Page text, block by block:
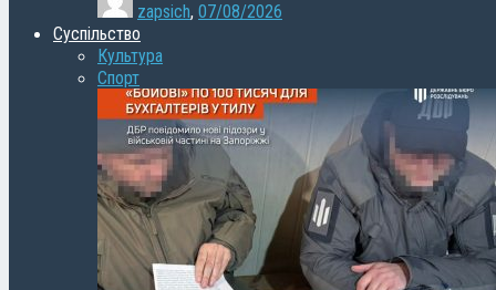
zapsich, 07/08/2026
Суспільство
Культура
Спорт